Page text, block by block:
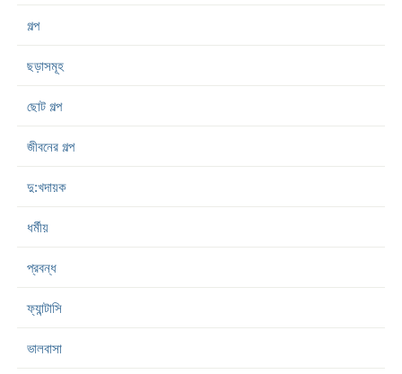
গল্প
ছড়াসমূহ
ছোট গল্প
জীবনের গল্প
দু:খদায়ক
ধর্মীয়
প্রবন্ধ
ফ্যান্টাসি
ভালবাসা